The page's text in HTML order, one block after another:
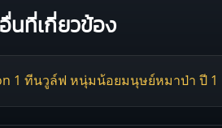
นที่เกี่ยวข้อง
1 ทีนวูล์ฟ หนุ่มน้อยมนุษย์หมาป่า ปี 1